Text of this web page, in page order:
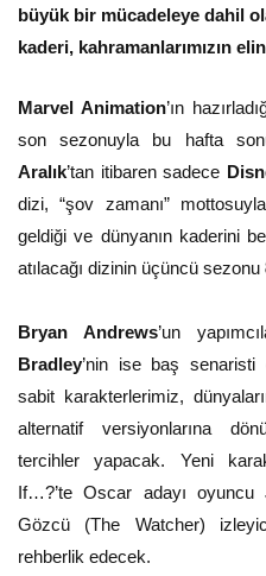
büyük bir mücadeleye dahil
kaderi, kahramanlarımızın
Marvel Animation’ın
son sezonuyla bu hafta
Aralık’tan itibaren sadece
dizi, “şov zamanı”
geldiği ve dünyanın kaderini
atılacağı dizinin üçüncü sezonu
Bryan Andrews’un
Bradley’nin ise baş senaristi
sabit karakterlerimiz,
alternatif versiyonlarına
tercihler yapacak. Yeni
If…?’te Oscar adayı oyuncu
Gözcü (The Watcher)
rehberlik edecek.